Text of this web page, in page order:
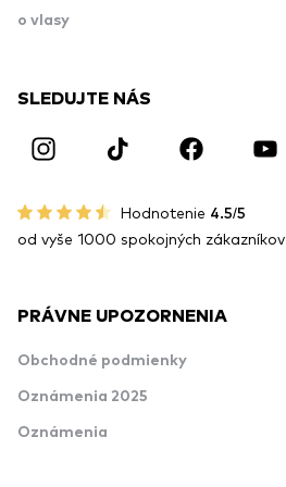
o vlasy
SLEDUJTE NÁS
Hodnotenie 4.5/5
od vyše 1000 spokojných zákazníkov
PRÁVNE UPOZORNENIA
Obchodné podmienky
Oznámenia 2025
Oznámenia